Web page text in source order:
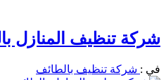
شركة تنظيف المنازل
في : شركة تنظيف بالطائف